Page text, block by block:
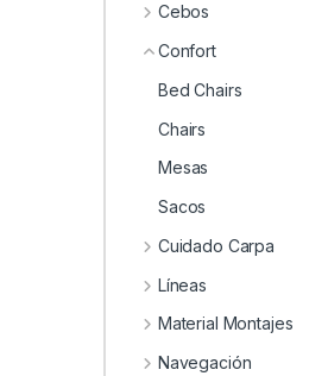
Cebos
Confort
Bed Chairs
Chairs
Mesas
Sacos
Cuidado Carpa
Líneas
Material Montajes
Navegación